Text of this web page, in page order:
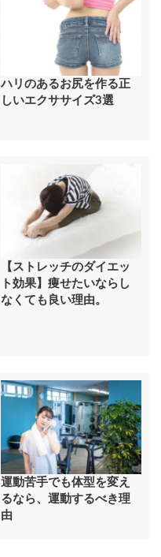
ハリのあるお尻を作る正
しいエクササイズ3選
【ストレッチのダイエッ
ト効果】痩せたいならし
なくても良い理由。
運動苦手でも体型を変え
るなら、運動するべき理
由